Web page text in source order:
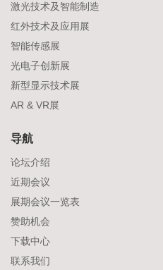
激光技术及智能制造
红外技术及应用展
智能传感展
光电子创新展
新型显示技术展
AR & VR展
导航
论坛介绍
近期会议
展期会议一览表
赞助机会
下载中心
联系我们